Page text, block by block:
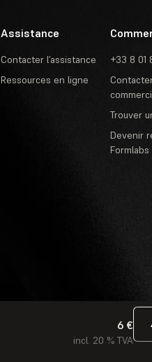
6 €
incl. 20 % TVA
Assistance
Contacter l’assistance
Ressources en ligne
+33 8 01
Trouver
Devenir
Formlabs
· Concours et